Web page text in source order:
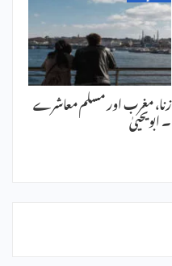
زنا، مغرب اور مسلم معاشرے
۔ ابویحییٰ